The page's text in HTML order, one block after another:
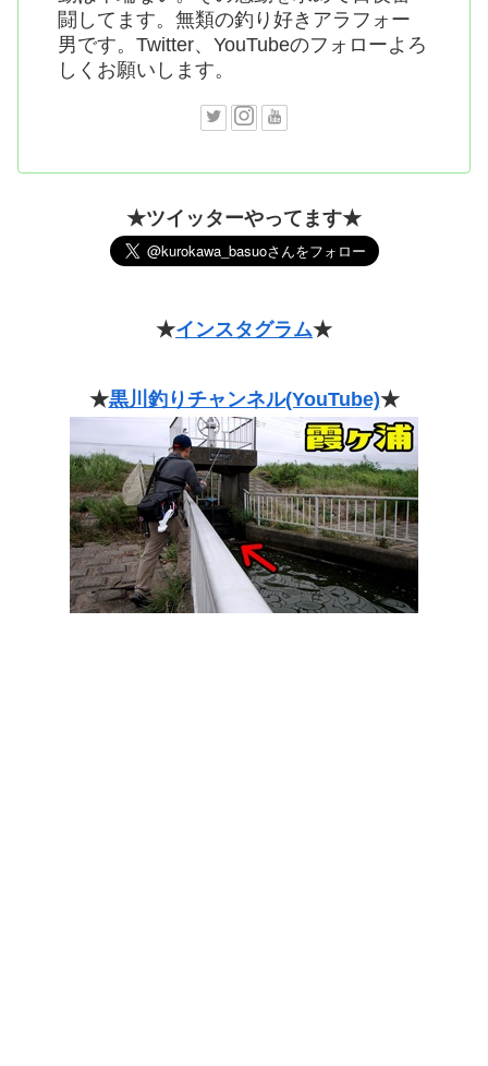
闘してます。無類の釣り好きアラフォー
男です。Twitter、YouTubeのフォローよろ
しくお願いします。
★ツイッターやってます★
★インスタグラム★
★黒川釣りチャンネル(YouTube)★